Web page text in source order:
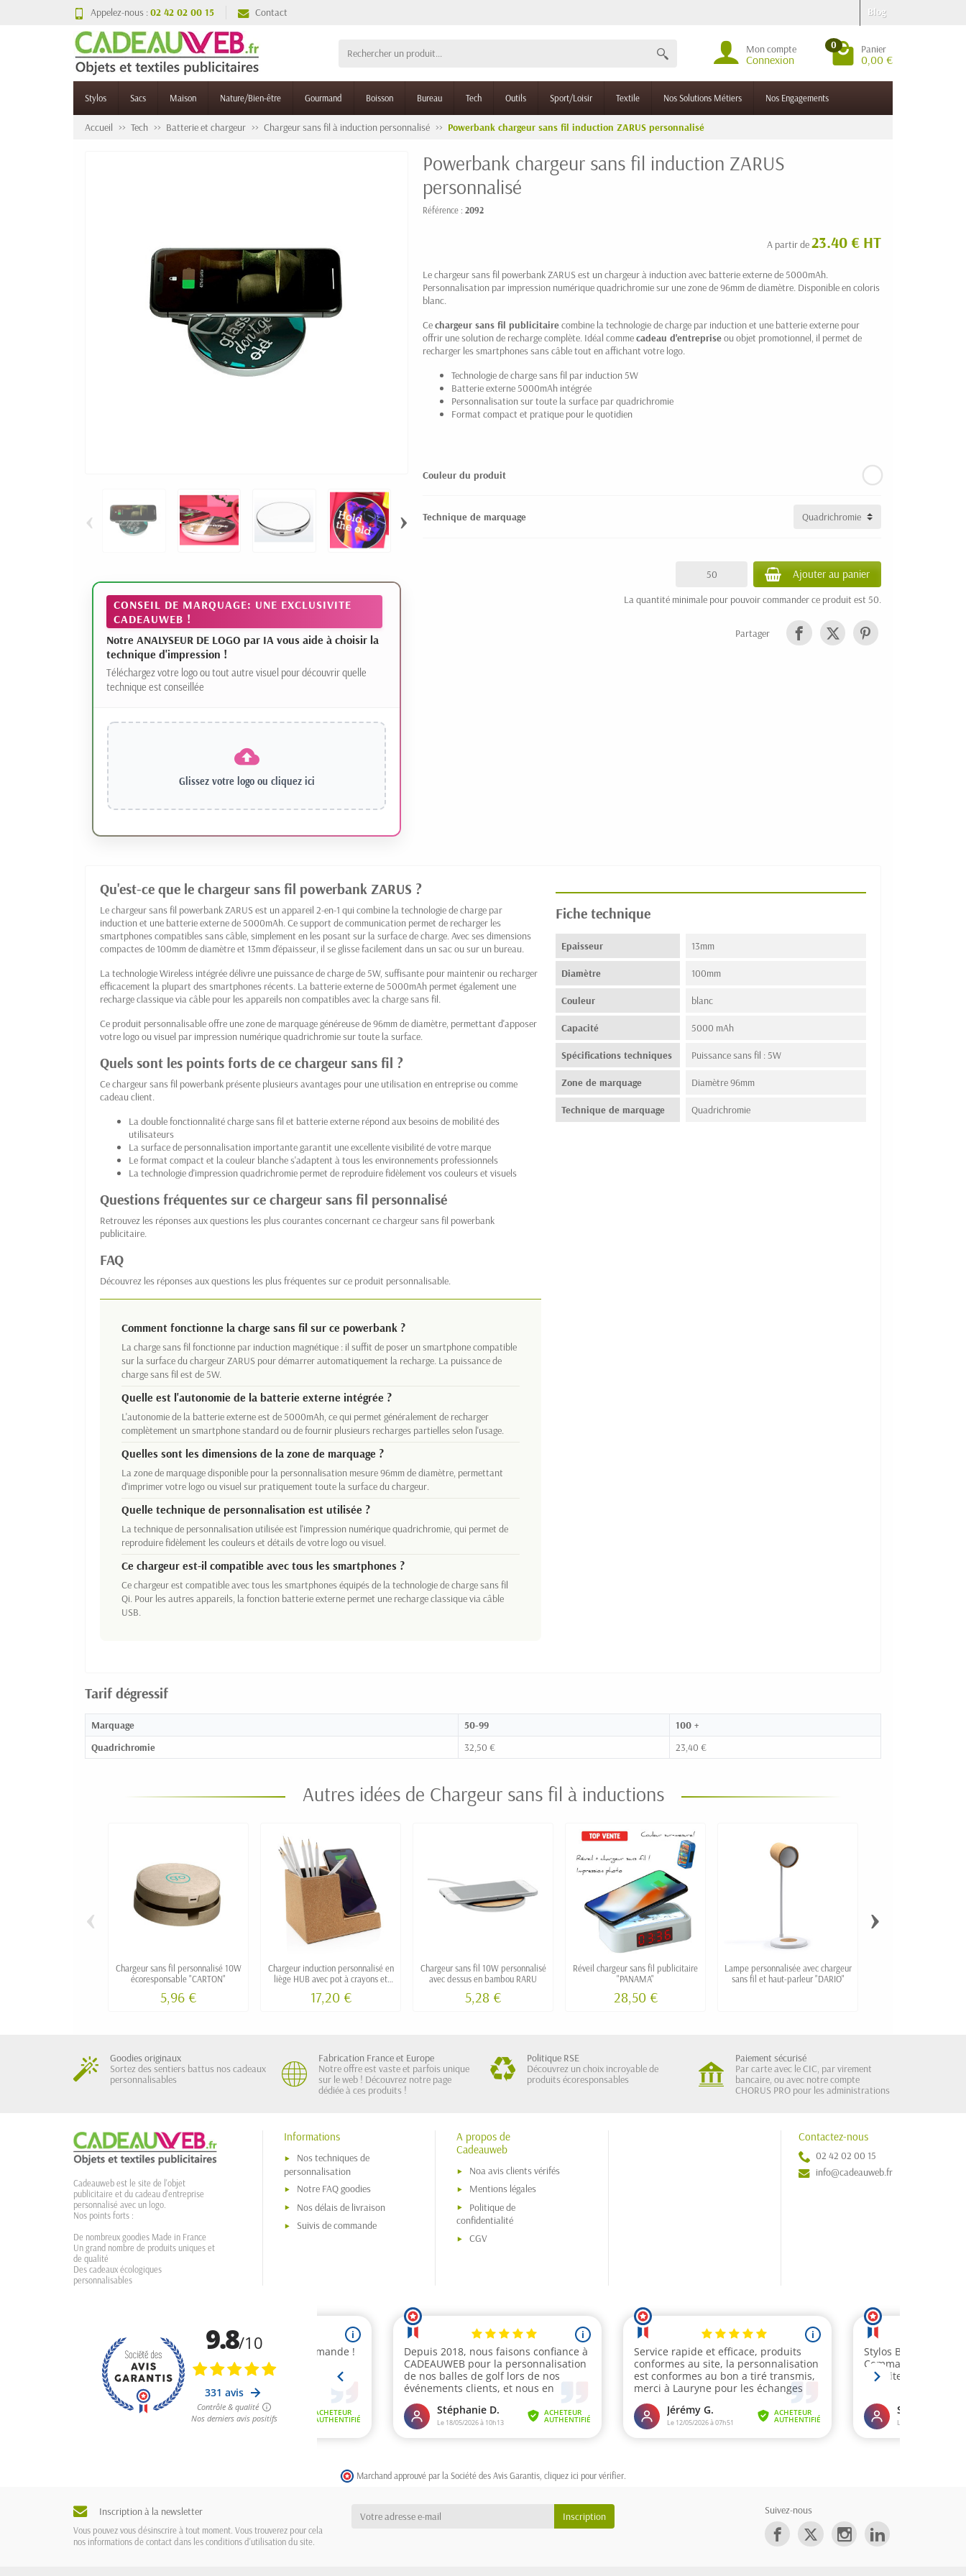
Appelez-nous :02 42 02 00 15 Contact Blog
Mon compte
Connexion
0 Panier
0,00 €
Stylos Sacs Maison Nature/Bien-être Gourmand Boisson Bureau Tech Outils Sport/Loisir Textile Nos Solutions Métiers Nos Engagements
Accueil Tech Batterie et chargeur Chargeur sans fil à induction personnalisé Powerbank chargeur sans fil induction ZARUS personnalisé
‹ ›
CONSEIL DE MARQUAGE: UNE EXCLUSIVITE
CADEAUWEB !
Notre ANALYSEUR DE LOGO par IA vous aide à choisir la
technique d'impression !
Téléchargez votre logo ou tout autre visuel pour découvrir quelle
technique est conseillée
Glissez votre logo ou cliquez ici
Powerbank chargeur sans fil induction ZARUS
personnalisé
Référence : 2092
A partir de23.40 € HT
Le chargeur sans fil powerbank ZARUS est un chargeur à induction avec batterie externe de 5000mAh.
Personnalisation par impression numérique quadrichromie sur une zone de 96mm de diamètre. Disponible en coloris
blanc.
Cechargeur sans fil publicitairecombine la technologie de charge par induction et une batterie externe pour
offrir une solution de recharge complète. Idéal commecadeau d'entrepriseou objet promotionnel, il permet de
recharger les smartphones sans câble tout en affichant votre logo.
Technologie de charge sans fil par induction 5W
Batterie externe 5000mAh intégrée
Personnalisation sur toute la surface par quadrichromie
Format compact et pratique pour le quotidien
Couleur du produit
Technique de marquage
Ajouter au panier
La quantité minimale pour pouvoir commander ce produit est 50.
Partager
Qu'est-ce que le chargeur sans fil powerbank ZARUS ?
Le chargeur sans fil powerbank ZARUS est un appareil 2-en-1 qui combine la technologie de charge par
induction et une batterie externe de 5000mAh. Ce support de communication permet de recharger les
smartphones compatibles sans câble, simplement en les posant sur la surface de charge. Avec ses dimensions
compactes de 100mm de diamètre et 13mm d'épaisseur, il se glisse facilement dans un sac ou sur un bureau.
La technologie Wireless intégrée délivre une puissance de charge de 5W, suffisante pour maintenir ou recharger
efficacement la plupart des smartphones récents. La batterie externe de 5000mAh permet également une
recharge classique via câble pour les appareils non compatibles avec la charge sans fil.
Ce produit personnalisable offre une zone de marquage généreuse de 96mm de diamètre, permettant d'apposer
votre logo ou visuel par impression numérique quadrichromie sur toute la surface.
Quels sont les points forts de ce chargeur sans fil ?
Ce chargeur sans fil powerbank présente plusieurs avantages pour une utilisation en entreprise ou comme
cadeau client.
La double fonctionnalité charge sans fil et batterie externe répond aux besoins de mobilité des
utilisateurs
La surface de personnalisation importante garantit une excellente visibilité de votre marque
Le format compact et la couleur blanche s'adaptent à tous les environnements professionnels
La technologie d'impression quadrichromie permet de reproduire fidèlement vos couleurs et visuels
Questions fréquentes sur ce chargeur sans fil personnalisé
Retrouvez les réponses aux questions les plus courantes concernant ce chargeur sans fil powerbank
publicitaire.
FAQ
Découvrez les réponses aux questions les plus fréquentes sur ce produit personnalisable.
Comment fonctionne la charge sans fil sur ce powerbank ?
La charge sans fil fonctionne par induction magnétique : il suffit de poser un smartphone compatible
sur la surface du chargeur ZARUS pour démarrer automatiquement la recharge. La puissance de
charge sans fil est de 5W.
Quelle est l'autonomie de la batterie externe intégrée ?
L'autonomie de la batterie externe est de 5000mAh, ce qui permet généralement de recharger
complètement un smartphone standard ou de fournir plusieurs recharges partielles selon l'usage.
Quelles sont les dimensions de la zone de marquage ?
La zone de marquage disponible pour la personnalisation mesure 96mm de diamètre, permettant
d'imprimer votre logo ou visuel sur pratiquement toute la surface du chargeur.
Quelle technique de personnalisation est utilisée ?
La technique de personnalisation utilisée est l'impression numérique quadrichromie, qui permet de
reproduire fidèlement les couleurs et détails de votre logo ou visuel.
Ce chargeur est-il compatible avec tous les smartphones ?
Ce chargeur est compatible avec tous les smartphones équipés de la technologie de charge sans fil
Qi. Pour les autres appareils, la fonction batterie externe permet une recharge classique via câble
USB.
Fiche technique
Epaisseur 13mm
Diamètre 100mm
Couleur blanc
Capacité 5000 mAh
Spécifications techniques Puissance sans fil : 5W
Zone de marquage Diamètre 96mm
Technique de marquage Quadrichromie
Tarif dégressif
Marquage 50-99
100 +
Quadrichromie
32,50 € 23,40 €
Autres idées de Chargeur sans fil à inductions
Chargeur sans fil personnalisé 10W
écoresponsable "CARTON"
5,96 €
Chargeur induction personnalisé en
liège HUB avec pot à crayons et
17,20 €
Chargeur sans fil 10W personnalisé
avec dessus en bambou RARU
5,28 €
Réveil chargeur sans fil publicitaire
"PANAMA"
28,50 €
Lampe personnalisée avec chargeur
sans fil et haut-parleur "DARIO"
‹ ›
Goodies originaux
Sortez des sentiers battus nos cadeaux
personnalisables
Fabrication France et Europe
Notre offre est vaste et parfois unique
sur le web ! Découvrez notre page
dédiée à ces produits !
Politique RSE
Découvrez un choix incroyable de
produits écoresponsables
Paiement sécurisé
Par carte avec le CIC, par virement
bancaire, ou avec notre compte
CHORUS PRO pour les administrations
Cadeauweb est le site de l'objet
publicitaire et du cadeau d'entreprise
personnalisé avec un logo.
Nos points forts :
De nombreux goodies Made in France
Un grand nombre de produits uniques et
de qualité
Des cadeaux écologiques
personnalisables
Informations
Nos techniques de
personnalisation
Notre FAQ goodies
Nos délais de livraison
Suivis de commande
A propos de
Cadeauweb
Noa avis clients vérifés
Mentions légales
Politique de
confidentialité
CGV
Contactez-nous
02 42 02 00 15
info@cadeauweb.fr
Marchand approuvé par la Société des Avis Garantis, cliquez ici pour vérifier
Inscription à la newsletter
Vous pouvez vous désinscrire à tout moment. Vous trouverez pour cela
nos informations de contact dans les conditions d'utilisation du site.
Suivez-nous